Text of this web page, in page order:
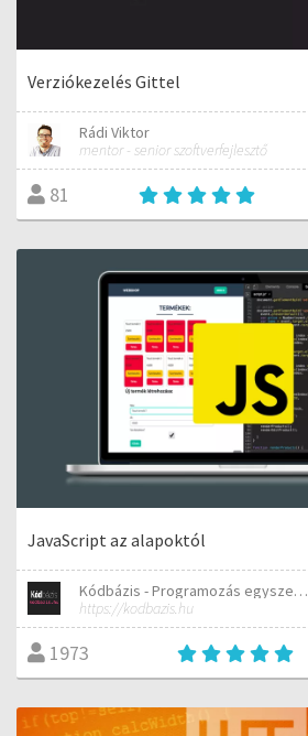
Verziókezelés Gittel
Rádi Viktor
mentor - senior szoftverfejlesztő
81
JavaScript az alapoktól
Kódbázis - Programozás egyszerűen elmagyarázva
https://kodbazis.hu
1973